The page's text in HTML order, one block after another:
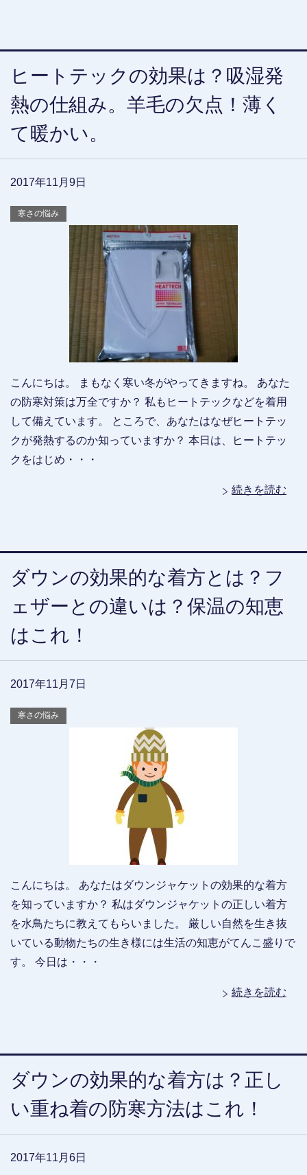
ヒートテックの効果は？吸湿発
熱の仕組み。羊毛の欠点！薄く
て暖かい。
2017年11月9日
寒さの悩み
こんにちは。 まもなく寒い冬がやってきますね。 あなた
の防寒対策は万全ですか？ 私もヒートテックなどを着用
して備えています。 ところで、あなたはなぜヒートテッ
クが発熱するのか知っていますか？ 本日は、ヒートテッ
クをはじめ・・・
続きを読む
ダウンの効果的な着方とは？フ
ェザーとの違いは？保温の知恵
はこれ！
2017年11月7日
寒さの悩み
こんにちは。 あなたはダウンジャケットの効果的な着方
を知っていますか？ 私はダウンジャケットの正しい着方
を水鳥たちに教えてもらいました。 厳しい自然を生き抜
いている動物たちの生き様には生活の知恵がてんこ盛りで
す。 今日は・・・
続きを読む
ダウンの効果的な着方は？正し
い重ね着の防寒方法はこれ！
2017年11月6日